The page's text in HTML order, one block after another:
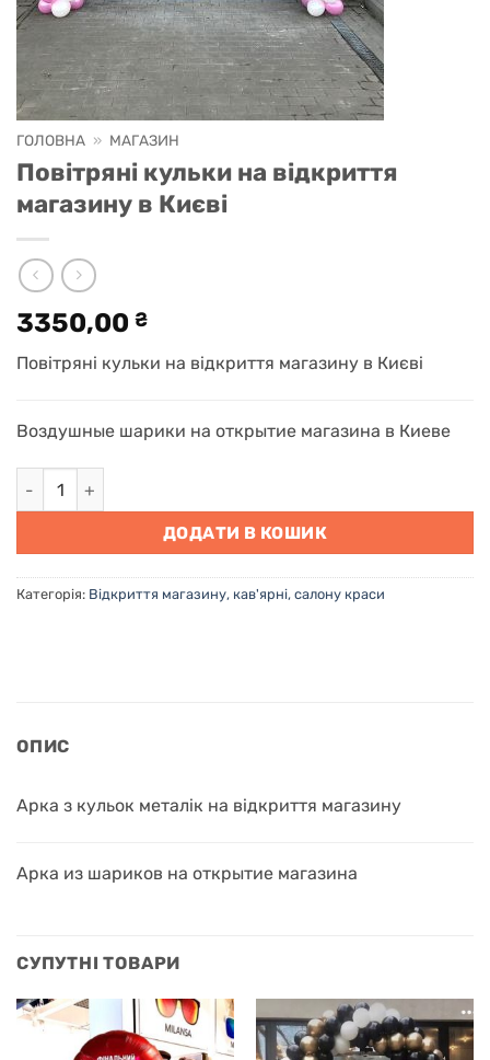
ГОЛОВНА » МАГАЗИН
Повітряні кульки на відкриття
магазину в Києві
3350,00 ₴
Повітряні кульки на відкриття магазину в Києві
Воздушные шарики на открытие магазина в Киеве
Повітряні кульки на відкриття магазину в Києві кількість
ДОДАТИ В КОШИК
Категорія: Відкриття магазину, кав'ярні, салону краси
ОПИС
Арка з кульок металік на відкриття магазину
Арка из шариков на открытие магазина
СУПУТНІ ТОВАРИ